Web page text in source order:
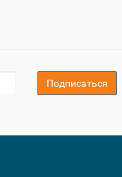
Подписаться